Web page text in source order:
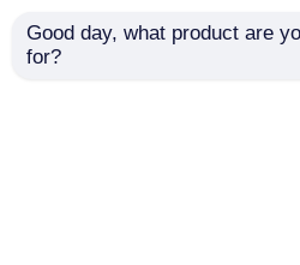
품질 붉은 토마토 페이스트
Good day, what product are
for?